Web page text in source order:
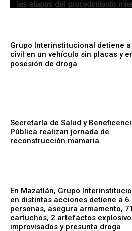
Grupo Interinstitucional detiene a
civil en un vehículo sin placas y
posesión de droga
Secretaría de Salud y
Pública realizan jornada de
reconstrucción mamaria
En Mazatlán, Grupo
en distintas acciones detiene a 6
personas, asegura armamento,
cartuchos, 2 artefactos
improvisados y presunta droga